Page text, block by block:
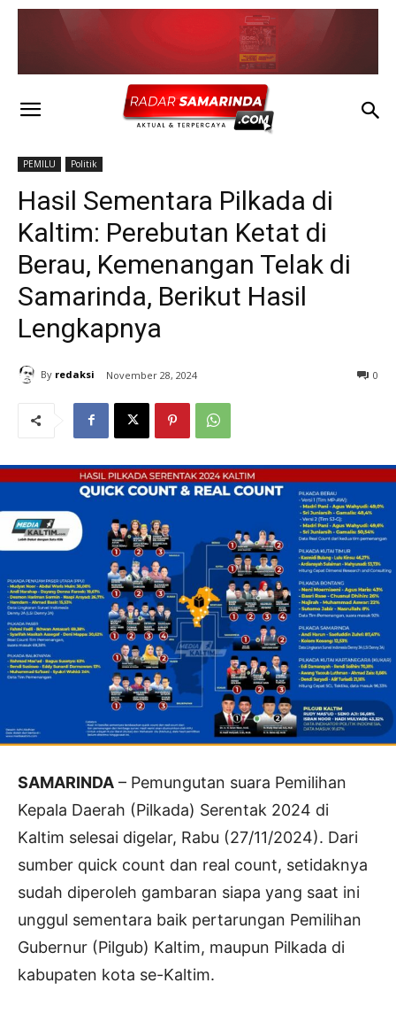
PEMILU Politik
Hasil Sementara Pilkada di
Kaltim: Perebutan Ketat di
Berau, Kemenangan Telak di
Samarinda, Berikut Hasil
Lengkapnya
By redaksi November 28, 2024 0
SAMARINDA – Pemungutan suara Pemilihan
Kepala Daerah (Pilkada) Serentak 2024 di
Kaltim selesai digelar, Rabu (27/11/2024). Dari
sumber quick count dan real count, setidaknya
sudah diperoleh gambaran siapa yang saat ini
unggul sementara baik pertarungan Pemilihan
Gubernur (Pilgub) Kaltim, maupun Pilkada di
kabupaten kota se-Kaltim.